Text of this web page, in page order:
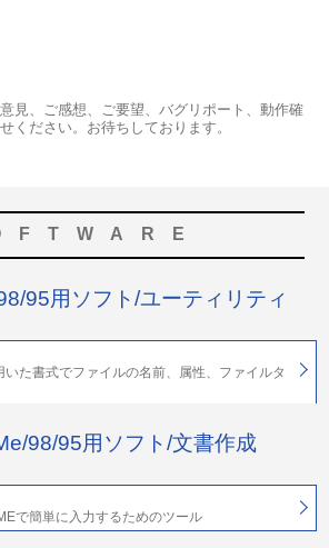
見、ご感想、ご要望、バグリポート、動作確
ください。お待ちしております。
95用ソフト/ユーティリティ
た書式でファイルの名前、属性、ファイルタ
98/95用ソフト/文書作成
で簡単に入力するためのツール